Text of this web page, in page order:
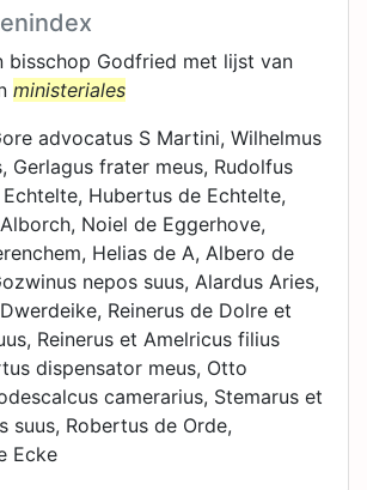
bisschop Godfried met lijst van
ministeriales
advocatus S Martini, Wilhelmus
Gerlagus frater meus, Rudolfus
Hubertus de Echtelte,
Noiel de Eggerhove,
Helias de A, Albero de
nepos suus, Alardus Aries,
Reinerus de Dolre et
Reinerus et Amelricus filius
dispensator meus, Otto
camerarius, Stemarus et
suus, Robertus de Orde,
Ecke